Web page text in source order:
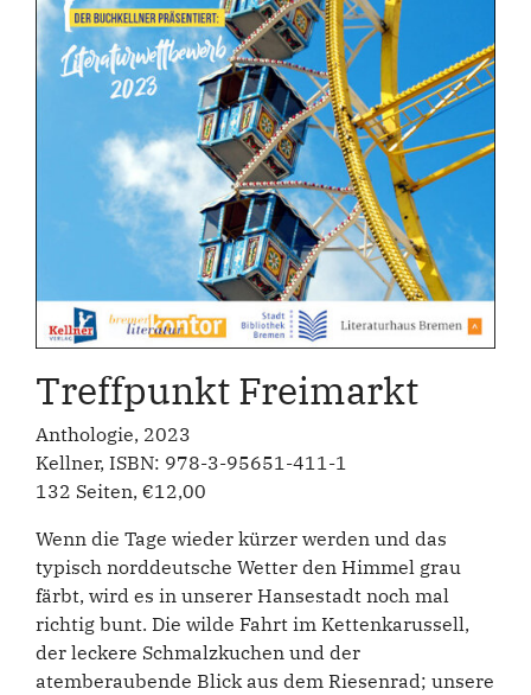
Treffpunkt Freimarkt
Anthologie, 2023
Kellner, ISBN: 978-3-95651-411-1
132 Seiten, €12,00
Wenn die Tage wieder kürzer werden und das
typisch norddeutsche Wetter den Himmel grau
färbt, wird es in unserer Hansestadt noch mal
richtig bunt. Die wilde Fahrt im Kettenkarussell,
der leckere Schmalzkuchen und der
atemberaubende Blick aus dem Riesenrad; unsere